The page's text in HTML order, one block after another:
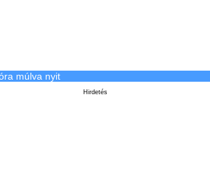
múlva nyit
Hirdetés